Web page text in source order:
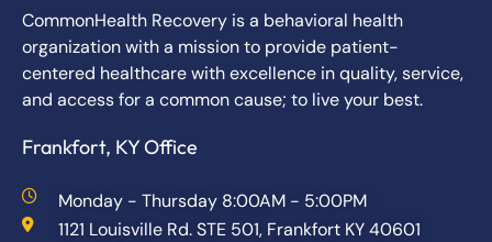
CommonHealth Recovery is a behavioral health
organization with a mission to provide patient-
centered healthcare with excellence in quality, service,
and access for a common cause; to live your best.
Frankfort, KY Office
Monday - Thursday 8:00AM - 5:00PM
1121 Louisville Rd. STE 501, Frankfort KY 40601